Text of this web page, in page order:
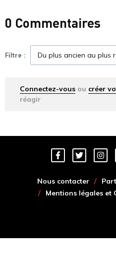
0 Commentaires
Filtre :
Connectez-vous ou créer
réagir
Nous contacter
Mentions légales et